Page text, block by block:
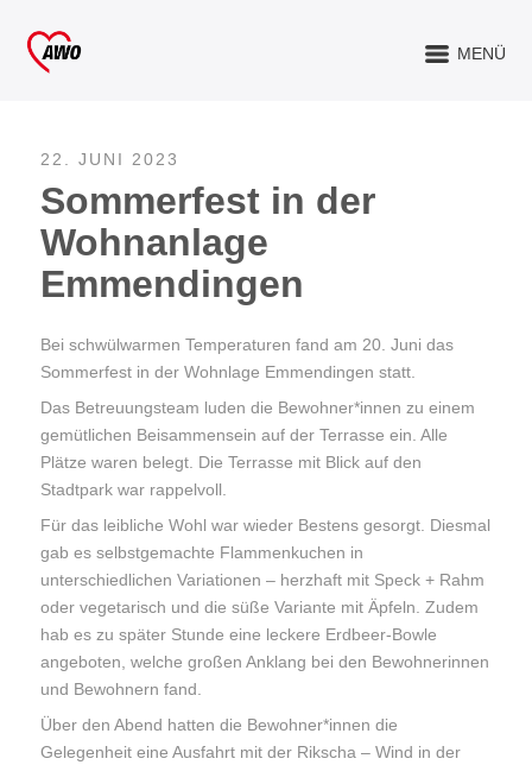
MENÜ
22. JUNI 2023
Sommerfest in der
Wohnanlage
Emmendingen
Bei schwülwarmen Temperaturen fand am 20. Juni das
Sommerfest in der Wohnlage Emmendingen statt.
Das Betreuungsteam luden die Bewohner*innen zu einem
gemütlichen Beisammensein auf der Terrasse ein. Alle
Plätze waren belegt. Die Terrasse mit Blick auf den
Stadtpark war rappelvoll.
Für das leibliche Wohl war wieder Bestens gesorgt. Diesmal
gab es selbstgemachte Flammenkuchen in
unterschiedlichen Variationen – herzhaft mit Speck + Rahm
oder vegetarisch und die süße Variante mit Äpfeln. Zudem
hab es zu später Stunde eine leckere Erdbeer-Bowle
angeboten, welche großen Anklang bei den Bewohnerinnen
und Bewohnern fand.
Über den Abend hatten die Bewohner*innen die
Gelegenheit eine Ausfahrt mit der Rikscha – Wind in der